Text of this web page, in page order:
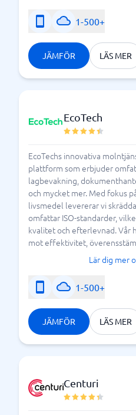
Vad skall du kräva av ditt
dokumenthanteringssystem?
1-500+
JÄMFÖR LÄS MER
EcoTech
EcoTechs innovativa
plattform som erbjuder
lagbevakning,
och mycket mer. Med fokus
livsmedel levererar vi
omfattar ISO-standarder,
kvalitet och efterlevnad. Vår
mot effektivitet,
Lär dig mer
1-500+
JÄMFÖR LÄS MER
Centuri